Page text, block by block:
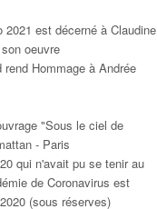
est décerné à Claudine
oeuvre
Hommage à Andrée
"Sous le ciel de
- Paris
qui n'avait pu se tenir au
de Coronavirus est
(sous réserves)